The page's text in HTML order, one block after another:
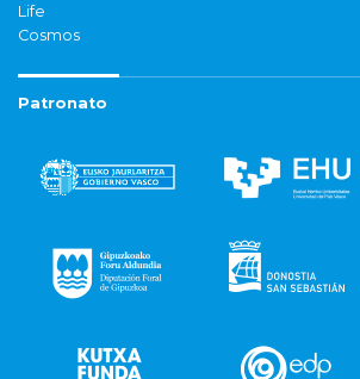
Life
Cosmos
Patronato